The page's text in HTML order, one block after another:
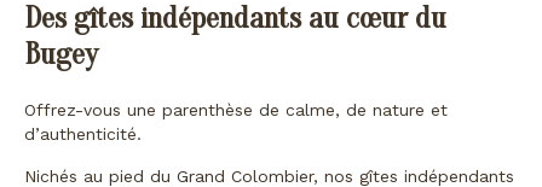
Des gîtes indépendants au cœur du
Bugey
Offrez-vous une parenthèse de calme, de nature et
d’authenticité.
Nichés au pied du Grand Colombier, nos gîtes indépendants